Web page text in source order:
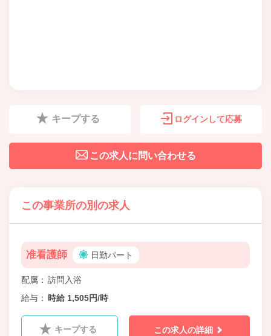
キープする ログインして応募
この求人に問い合わせる
この事業所の別の求人
准看護師 日勤パート
配属
訪問入浴
給与
時給 1,505円/時
キープする この求人の詳細